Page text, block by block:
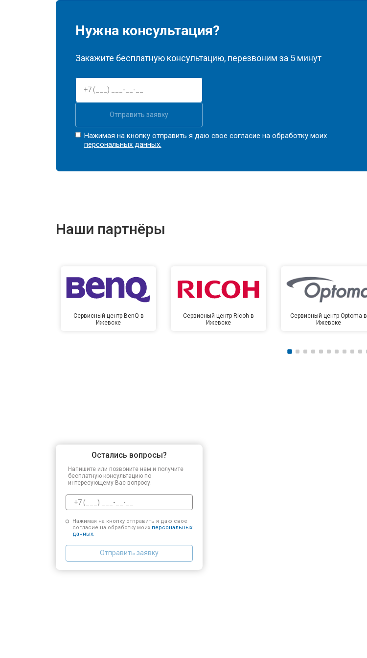
Нужна консультация?
Закажите бесплатную консультацию, перезвоним за 5 минут
Отправить заявку
Нажимая на кнопку отправить я даю свое согласие на обработку моих
персональных данных.
Наши партнёры
Сервисный центр BenQ в
Ижевске
Сервисный центр Ricoh в
Ижевске
Сервисный центр Optoma в
Ижевске
Остались вопросы?
Напишите или позвоните нам и получите
бесплатную консультацию по
интересующему Вас вопросу.
Нажимая на кнопку отправить я даю свое
согласие на обработку моих персональных
данных.
Отправить заявку